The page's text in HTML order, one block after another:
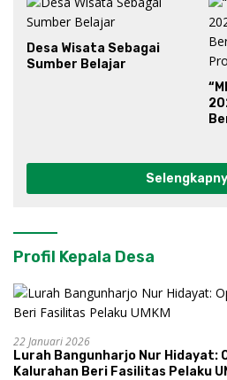
Desa Wisata Sebagai
Sumber Belajar
Profil Kepala Desa
22 Januari 2026
Lurah Bangunharjo Nur Hidayat:
Kalurahan Beri Fasilitas Pelaku